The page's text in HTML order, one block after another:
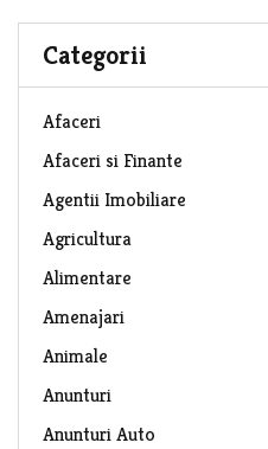
Categorii
Afaceri
Afaceri si Finante
Agentii Imobiliare
Agricultura
Alimentare
Amenajari
Animale
Anunturi
Anunturi Auto